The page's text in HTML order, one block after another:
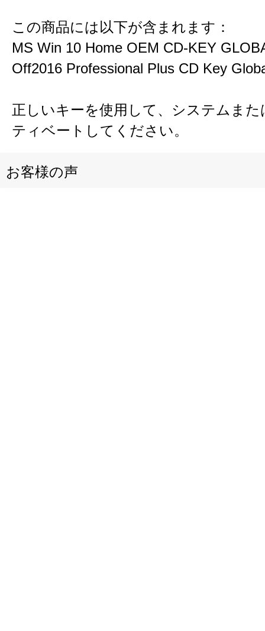
この商品には以下が含まれます：
MS Win 10 Home OEM CD-KEY
Off2016 Professional Plus CD Key
正しいキーを使用して、システムま
ティベートしてください。
お客様の声